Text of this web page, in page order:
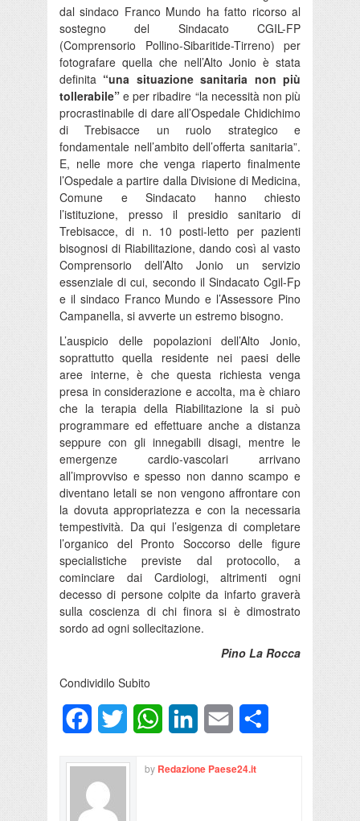
dal sindaco Franco Mundo ha fatto ricorso al
sostegno del Sindacato CGIL-FP
(Comprensorio Pollino-Sibaritide-Tirreno) per
fotografare quella che nell’Alto Jonio è stata
definita “una situazione sanitaria non più
tollerabile” e per ribadire “la necessità non più
procrastinabile di dare all’Ospedale Chidichimo
di Trebisacce un ruolo strategico e
fondamentale nell’ambito dell’offerta sanitaria”.
E, nelle more che venga riaperto finalmente
l’Ospedale a partire dalla Divisione di Medicina,
Comune e Sindacato hanno chiesto
l’istituzione, presso il presidio sanitario di
Trebisacce, di n. 10 posti-letto per pazienti
bisognosi di Riabilitazione, dando così al vasto
Comprensorio dell’Alto Jonio un servizio
essenziale di cui, secondo il Sindacato Cgil-Fp
e il sindaco Franco Mundo e l’Assessore Pino
Campanella, si avverte un estremo bisogno.
L’auspicio delle popolazioni dell’Alto Jonio,
soprattutto quella residente nei paesi delle
aree interne, è che questa richiesta venga
presa in considerazione e accolta, ma è chiaro
che la terapia della Riabilitazione la si può
programmare ed effettuare anche a distanza
seppure con gli innegabili disagi, mentre le
emergenze cardio-vascolari arrivano
all’improvviso e spesso non danno scampo e
diventano letali se non vengono affrontare con
la dovuta appropriatezza e con la necessaria
tempestività. Da qui l’esigenza di completare
l’organico del Pronto Soccorso delle figure
specialistiche previste dal protocollo, a
cominciare dai Cardiologi, altrimenti ogni
decesso di persone colpite da infarto graverà
sulla coscienza di chi finora si è dimostrato
sordo ad ogni sollecitazione.
Pino La Rocca
Condividilo Subito
FacebookTwitter WhatsAppLinkedInEmail
by Redazione Paese24.it